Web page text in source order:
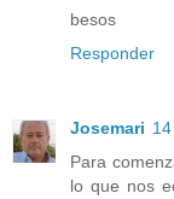
besos
Responder
Josemari
Para
lo que nos